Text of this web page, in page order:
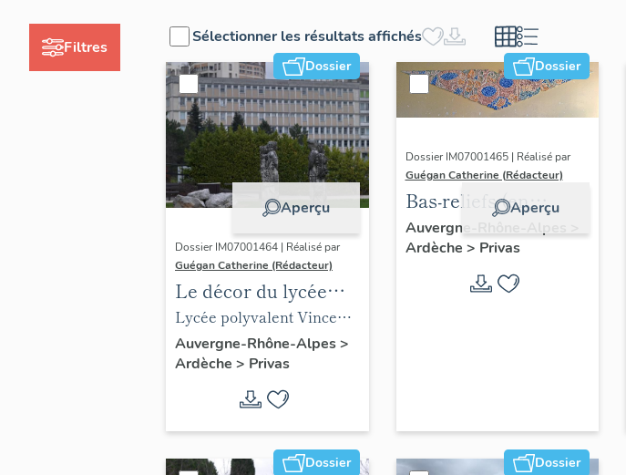
Filtres
Sélectionner les résultats affichés
Dossier
Aperçu
Dossier IM07001464 | Réalisé par
Guégan Catherine (Rédacteur)
Le décor du lycée
Vincent d'Indy
Lycée polyvalent Vincent
d'Indy
Auvergne-Rhône-Alpes>
Ardèche > Privas
Dossier
Aperçu
Dossier IM07001465 | Réalisé par
Guégan Catherine (Rédacteur)
Bas-reliefs (en
pendant) : Le
Printemps,
l’Automne
Auvergne-Rhône-Alpes
Ardèche > Privas
Dossier Dossier